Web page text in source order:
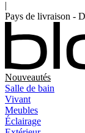
|
Pays de livraison -
Nouveautés
Salle de bain
Vivant
Meubles
Éclairage